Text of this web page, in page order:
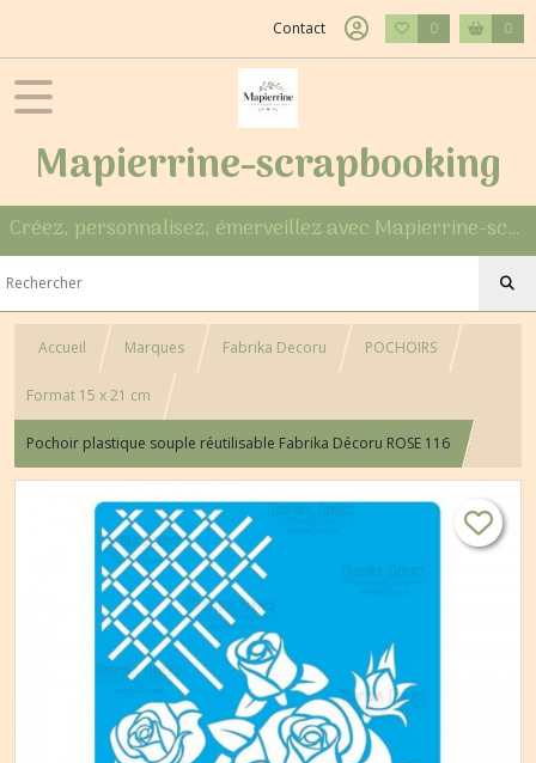
Contact 0 0
Mapierrine-scrapbooking
Créez, personnalisez, émerveillez avec Mapierrine-scrapbooking
Accueil Marques Fabrika Decoru POCHOIRS
Format 15 x 21 cm
Pochoir plastique souple réutilisable Fabrika Décoru ROSE 116